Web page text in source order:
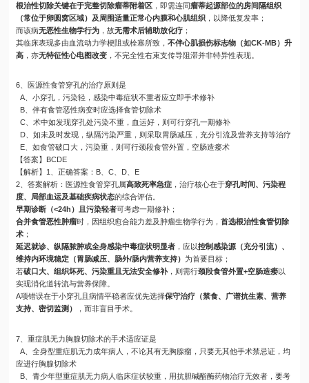
根治性切除关键在于完整切除瘤蒂附着区 ，即需连同瘤蒂起源部位的房间隔组织
（常位于卵圆窝区域）及周围适量正常心内膜和心肌组织 ，以降低复发率；
而该病无恶性生物学行为 ，故无需术后辅助放化疗 ；
其临床表现多由血流动力学梗阻或栓塞所致，不伴心肌损伤标志物（如CK-MB）升
高 ，亦无特征性心电图改变 ，不完全性右束支传导阻滞并非特异性表现。
6、医源性食管穿孔的治疗原则是
A、小穿孔，污染轻，感染中毒症状不重者应立即手术修补
B、伴有食管恶性病变时应选择食管切除术
C、术中如发现穿孔处污染不重，血运好，则可行穿孔一期修补
D、如未及时发现，纵隔污染严重，则采取胃肠减压，充分引流及营养支持等治疗
E、如食管破口大，污染重，则可行颈段食管外置，空肠造瘘术
【答案】BCDE
【解析】1、正确答案：B、C、D、E
2、答案解析：医源性食管穿孔属高致死率急症 ，治疗核心在于穿孔时间、污染程
度、局部血运及基础疾病状态的综合评估。
早期诊断（<24h）且污染轻者可考虑一期修补；
合并食管恶性肿瘤时，因组织愈合能力差及肿瘤生物学行为，首选根治性食管切除
术 ；
延迟就诊、纵隔脓肿或全身感染中毒症状明显者 ，应以控制感染源（充分引流）、
维持内环境稳定（胃肠减压、肠外/肠内营养支持） 为首要目标；
若破口大、组织坏死、污染重且无法安全修补 ，则需行颈段食管外置+空肠造瘘以
实现消化道转流与营养保障。
A项错误在于小穿孔且病情平稳者应优先选择保守治疗（禁食、广谱抗生素、营养
支持、密切监测）
，而非盲目手术。
7、重症肌无力胸腺切除术的手术适应证是
A、全身型重症肌无力成年病人，不论其有无胸腺瘤，只要无其他手术禁忌证，均
应进行胸腺切除术
B、青少年型重症肌无力病人临床症状较重，用抗胆碱酯酶药物治疗无效者，要考